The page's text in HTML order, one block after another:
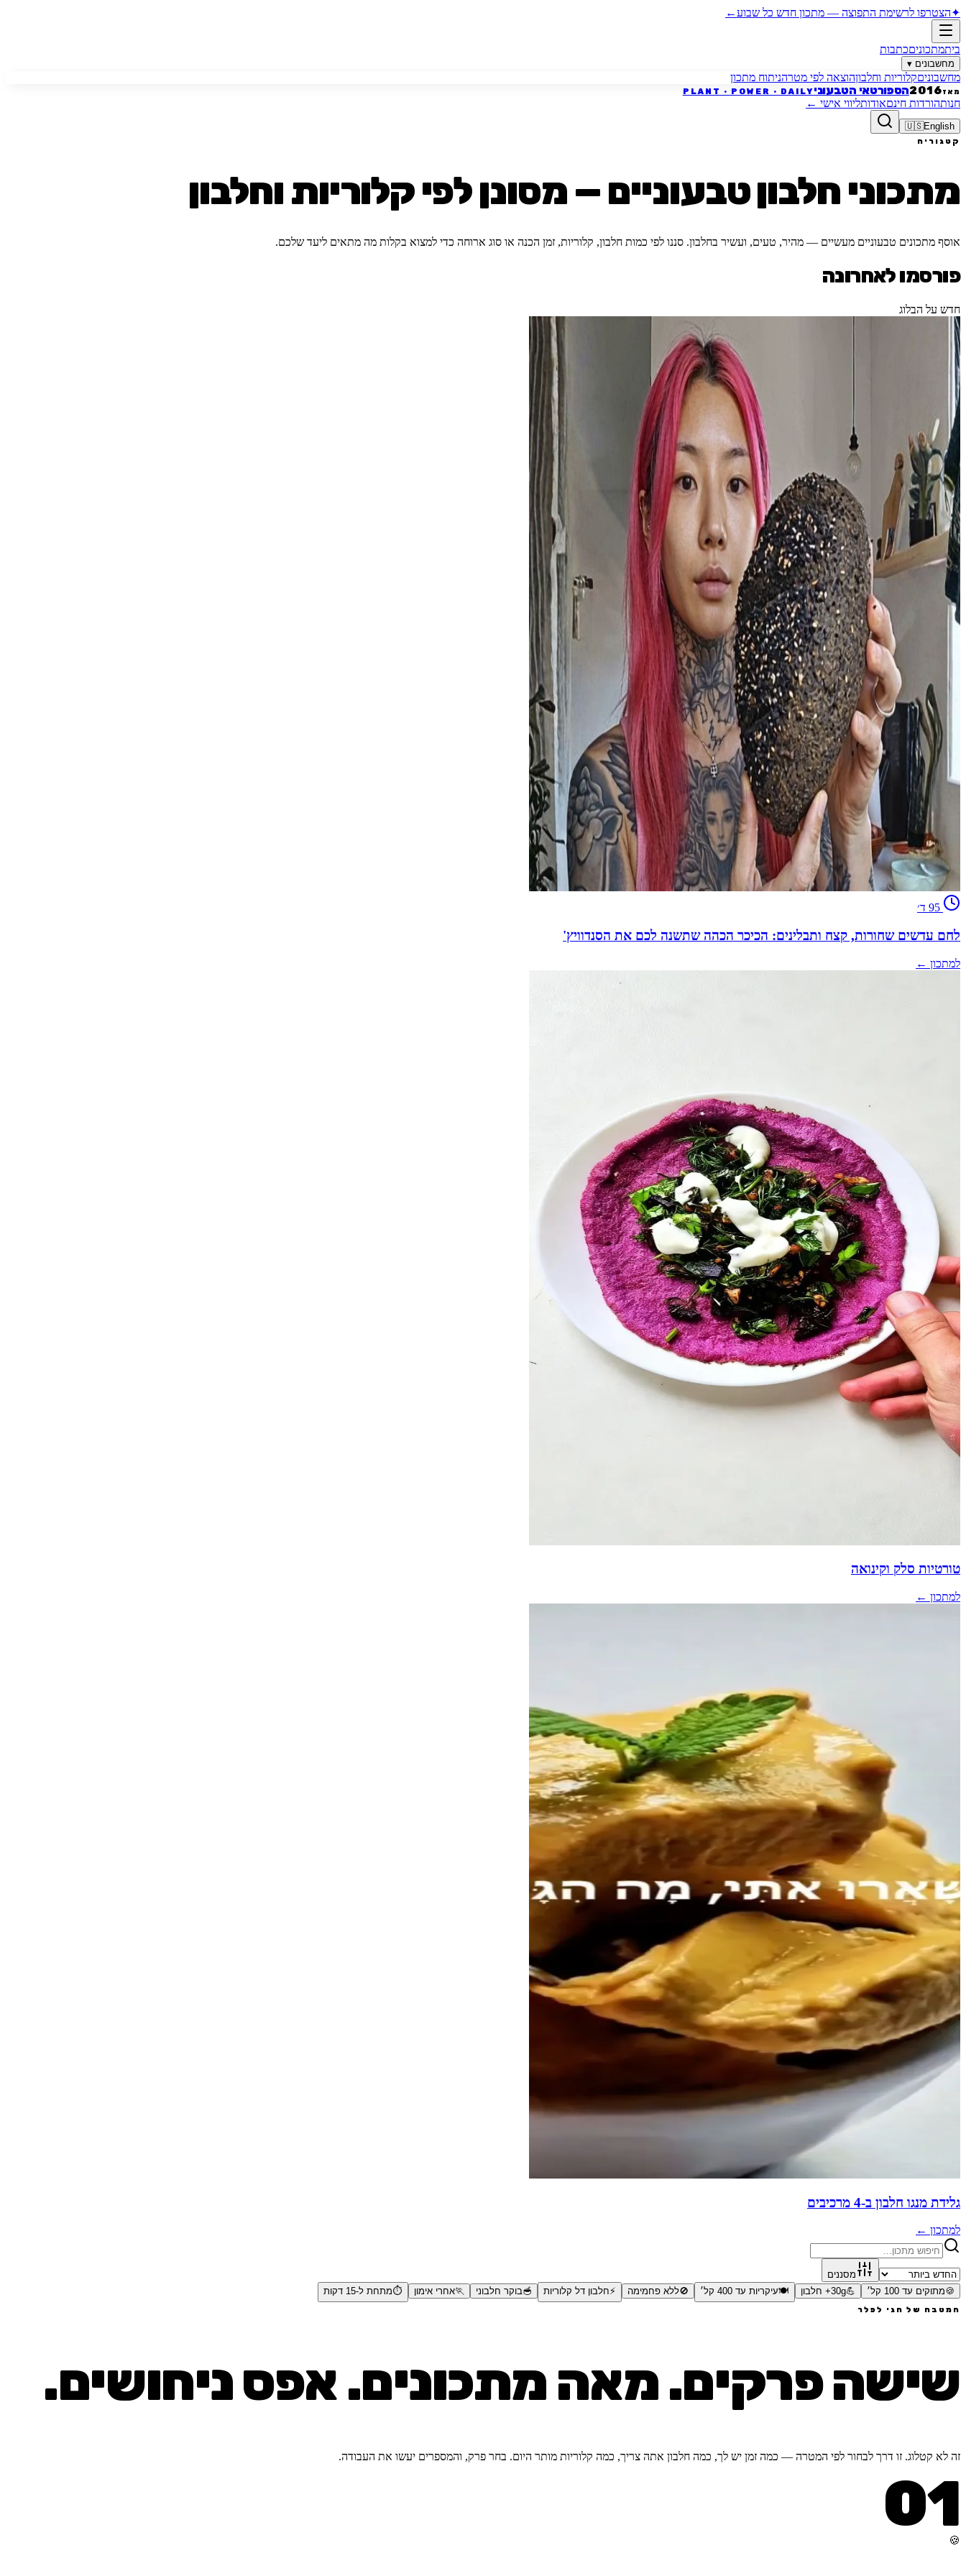
✦הצטרפו לרשימת התפוצה — מתכון חדש כל שבוע←
ביתמתכוניםכתבות
מחשבונים ▾
מחשבוניםקלוריות וחלבוןהוצאה לפי מטרהניתוח מתכון
מאז2016הספורטאי הטבעוניPLANT · POWER · DAILY
חנותהורדות חינםאודותליווי אישי ←
🇺🇸English
קטגוריה
מתכוני חלבון טבעוניים — מסונן לפי קלוריות וחלבון
אוסף מתכונים טבעוניים מעשיים — מהיר, טעים, ועשיר בחלבון. סננו לפי כמות חלבון, קלוריות, זמן הכנה או סוג ארוחה כדי למצוא בקלות מה מתאים ליעד שלכם.
פורסמו לאחרונה
חדש על הבלוג
95 ד׳
לחם עדשים שחורות, קצח ותבלינים: הכיכר הכהה שתשנה לכם את הסנדוויץ'
למתכון ←
טורטיות סלק וקינואה
למתכון ←
גלידת מנגו חלבון ב-4 מרכיבים
למתכון ←
מסננים
🍪מתוקים עד 100 קל׳ 💪30g+ חלבון 🍽️עיקריות עד 400 קל׳ 🚫ללא פחמימה ⚡חלבון דל קלוריות 🥣בוקר חלבוני 🏃אחרי אימון ⏱️מתחת ל-15 דקות
המטבח של חגי לפלר
שישה פרקים. מאה מתכונים. אפס ניחושים.
זה לא קטלוג. זו דרך לבחור לפי המטרה — כמה זמן יש לך, כמה חלבון אתה צריך, כמה קלוריות מותר היום. בחר פרק, והמספרים יעשו את העבודה.
01
🍪